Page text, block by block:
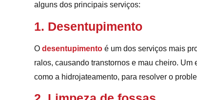
alguns dos principais serviços:
1. Desentupimento
O desentupimento é um dos serviços mais
ralos, causando transtornos e mau cheiro.
como a hidrojateamento, para resolver o